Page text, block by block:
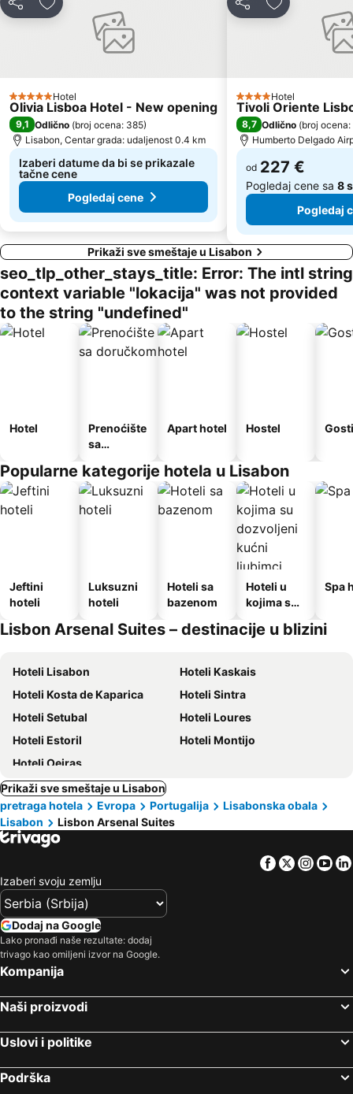
Deli Dodati u favorite
5 Zvezdice
Hotel
Olivia Lisboa Hotel - New opening
9,1 Odlično (broj ocena: 385)
Lisabon, Centar grada: udaljenost 0.4 km
Izaberi datume da bi se prikazale
tačne cene
Pogledaj cene
Deli Dodati u
4 Zvezdice
Hotel
Tivoli Oriente
8,7 Odlično (broj
Humberto Delgado
od 227 €
Pogledaj cene sa 8
Pogledaj
Prikaži sve smeštaje u Lisabon
seo_tlp_other_stays_title: Error: The intl string
context variable "lokacija" was not provided
to the string "undefined"
Hotel
Prenoćište
sa
Apart hotel Hostel
Popularne kategorije hotela u Lisabon
Jeftini
hoteli
Luksuzni
hoteli
Hoteli sa
bazenom
Hoteli u
kojima su
kućni
Spa
Lisbon Arsenal Suites – destinacije u blizini
Hoteli Lisabon
Hoteli Kaskais
Hoteli Kosta de Kaparica
Hoteli Sintra
Hoteli Setubal
Hoteli Loures
Hoteli Estoril
Hoteli Montijo
Hoteli Oeiras
Prikaži sve smeštaje u Lisabon
pretraga hotela
Evropa Portugalija
Lisabonska obala
Lisabon
Lisbon Arsenal Suites
Facebook
Twitter
Izaberi svoju zemlju
Dodaj na Google
Lako pronađi naše rezultate: dodaj
trivago kao omiljeni izvor na Google.
Kompanija
Naši proizvodi
Uslovi i politike
Podrška